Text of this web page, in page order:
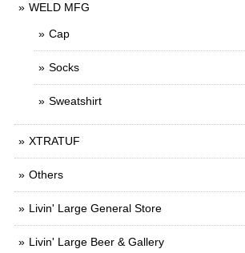
WELD MFG
Cap
Socks
Sweatshirt
XTRATUF
Others
Livin' Large General Store
Livin' Large Beer & Gallery